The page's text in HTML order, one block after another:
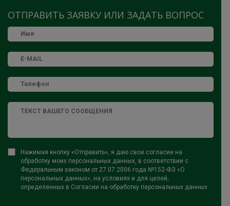
ОТПРАВИТЬ ЗАЯВКУ ИЛИ ЗАДАТЬ ВОПРОС
Нажимая кнопку «Отправить», я даю свое согласие на
обработку моих персональных данных, в соответствии с
Федеральным законом от 27.07.2006 года №152-ФЗ «О
персональных данных», на условиях и для целей,
определенных в Согласии на обработку персональных данных